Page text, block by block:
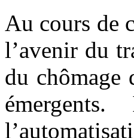
‎Au cours de
l’avenir du
du chômage